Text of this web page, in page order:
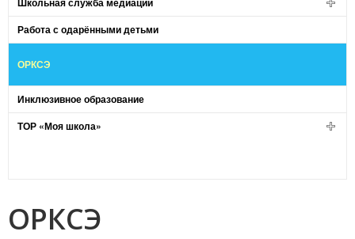
Работа с одарёнными детьми
ОРКСЭ
Инклюзивное образование
ТОР «Моя школа»
ОРКСЭ